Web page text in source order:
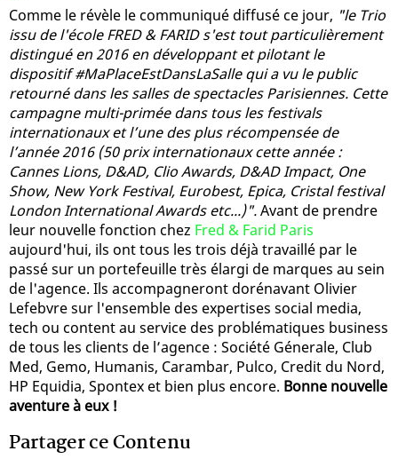
Comme le révèle le communiqué diffusé ce jour, "le Trio
issu de l'école FRED & FARID s'est tout particulièrement
distingué en 2016 en développant et pilotant le
dispositif #MaPlaceEstDansLaSalle qui a vu le public
retourné dans les salles de spectacles Parisiennes. Cette
campagne multi-primée dans tous les festivals
internationaux et l’une des plus récompensée de
l’année 2016 (50 prix internationaux cette année :
Cannes Lions, D&AD, Clio Awards, D&AD Impact, One
Show, New York Festival, Eurobest, Epica, Cristal festival
London International Awards etc...)".Avant de prendre
leur nouvelle fonction chez Fred & Farid Paris
aujourd'hui, ils ont tous les trois déjà travaillé par le
passé sur un portefeuille très élargi de marques au sein
de l'agence. Ils accompagneront dorénavant Olivier
Lefebvre sur l'ensemble des expertises social media,
tech ou content au service des problématiques business
de tous les clients de l’agence : Société Génerale, Club
Med, Gemo, Humanis, Carambar, Pulco, Credit du Nord,
HP Equidia, Spontex et bien plus encore. Bonne nouvelle
aventure à eux !
Partager ce Contenu